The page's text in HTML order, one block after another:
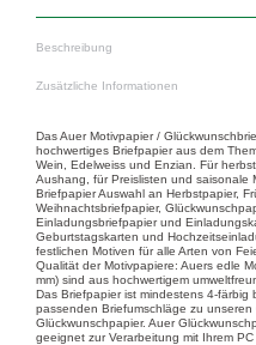
Beschreibung
Zusätzliche Informationen
Das Auer Motivpapier /
hochwertiges Briefpapier aus dem
Wein, Edelweiss und Enzian. Für
Aushang, für Preislisten und saisonale
Briefpapier Auswahl an Herbstpapier,
Weihnachtsbriefpapier,
Einladungsbriefpapier und
Geburtstagskarten und
festlichen Motiven für alle Arten von
Qualität der Motivpapiere: Auers edle
mm) sind aus hochwertigem
Das Briefpapier ist mindestens 4-
passenden Briefumschläge zu
Glückwunschpapier. Auer
geeignet zur Verarbeitung mit Ihrem